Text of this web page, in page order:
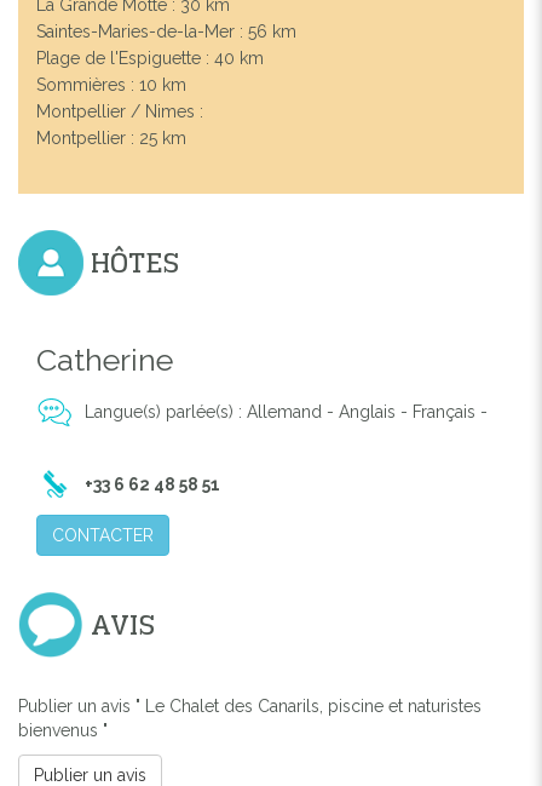
Previous Next
La Grande Motte : 30 km
Saintes-Maries-de-la-Mer : 56 km
Plage de l'Espiguette : 40 km
Sommières : 10 km
Montpellier / Nimes :
Montpellier : 25 km
HÔTES
Catherine
Langue(s) parlée(s) : Allemand - Anglais - Français -
+33 6 62 48 58 51
CONTACTER
AVIS
Publier un avis " Le Chalet des Canarils, piscine et naturistes
bienvenus "
Publier un avis